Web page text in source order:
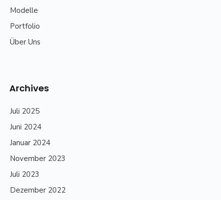
Modelle
Portfolio
Über Uns
Archives
Juli 2025
Juni 2024
Januar 2024
November 2023
Juli 2023
Dezember 2022